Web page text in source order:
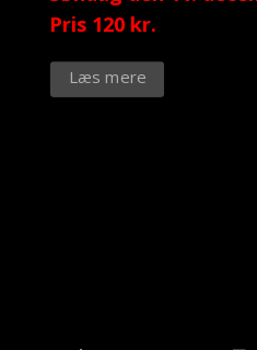
Pris 120 kr.
Læs mere